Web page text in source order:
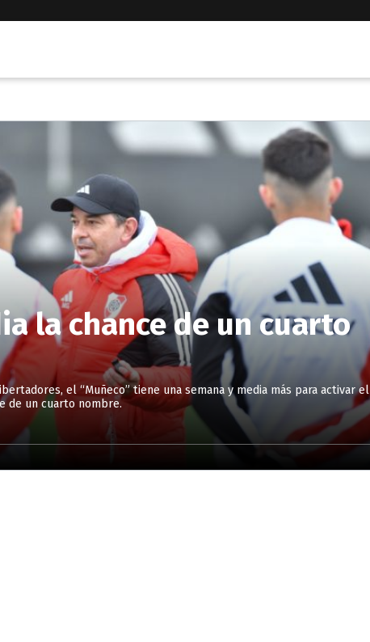
la chance de un cuarto
el “Muñeco” tiene una semana y media más para activar el
de un cuarto nombre.